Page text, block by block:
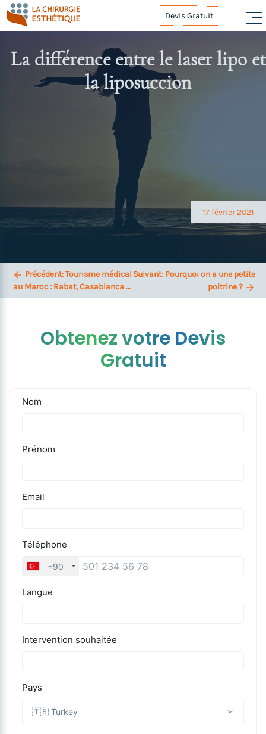
Skip
to
content
Devis Gratuit
La différence entre le laser lipo et
la liposuccion
17 février 2021
Précédent: Tourisme médical
au Maroc : Rabat, Casablanca …
Suivant: Pourquoi on a une petite
poitrine ?
Obtenez votre Devis
Gratuit